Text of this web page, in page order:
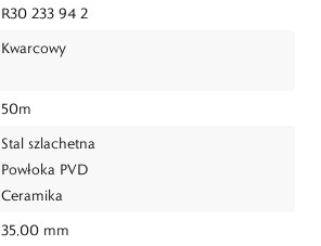
R30 233 94 2
Kwarcowy
50m
Stal szlachetna
Powłoka PVD
Ceramika
35,00 mm